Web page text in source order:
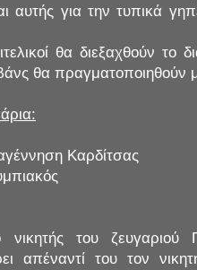
αυτής για την τυπικά
θα διεξαχθούν το
θα πραγματοποιηθούν
Καρδίτσας
νικητής του ζευγαριού
απέναντί του τον